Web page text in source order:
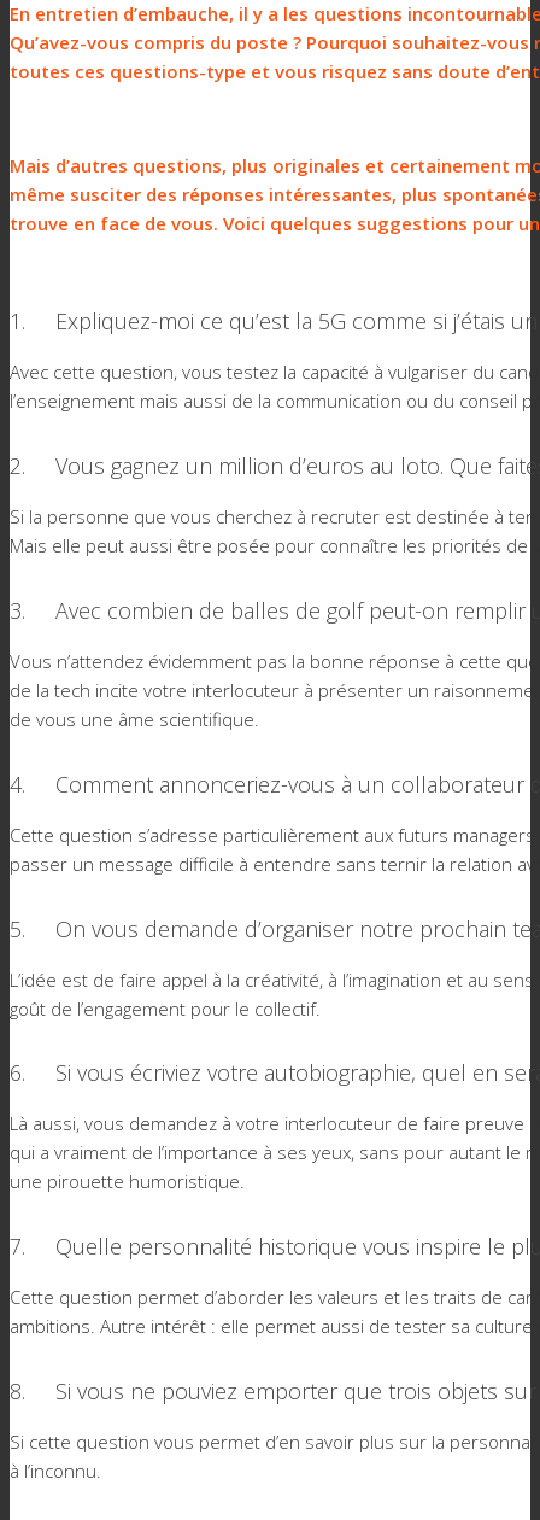
En entretien d’embauche, il y a les questions
Qu’avez-vous compris du poste ? Pourquoi souhaitez-
toutes ces questions-type et vous risquez sans doute
Mais d’autres questions, plus originales et certainement
même susciter des réponses intéressantes, plus
trouve en face de vous. Voici quelques suggestions pour
1. Expliquez-moi ce qu’est la 5G comme si j’étais
Avec cette question, vous testez la capacité à vulgariser du
l’enseignement mais aussi de la communication ou du conseil
2. Vous gagnez un million d’euros au loto. Que
Si la personne que vous cherchez à recruter est destinée à
Mais elle peut aussi être posée pour connaître les priorités
3. Avec combien de balles de golf peut-on remplir
Vous n’attendez évidemment pas la bonne réponse à cette
de la tech incite votre interlocuteur à présenter un
de vous une âme scientifique.
4. Comment annonceriez-vous à un collaborateur
Cette question s’adresse particulièrement aux futurs
passer un message difficile à entendre sans ternir la relation
5. On vous demande d’organiser notre prochain
L’idée est de faire appel à la créativité, à l’imagination et au
goût de l’engagement pour le collectif.
6. Si vous écriviez votre autobiographie, quel en
Là aussi, vous demandez à votre interlocuteur de faire preuve
qui a vraiment de l’importance à ses yeux, sans pour autant le
une pirouette humoristique.
7. Quelle personnalité historique vous inspire le
Cette question permet d’aborder les valeurs et les traits de
ambitions. Autre intérêt : elle permet aussi de tester sa culture
8. Si vous ne pouviez emporter que trois objets
Si cette question vous permet d’en savoir plus sur la
à l’inconnu.